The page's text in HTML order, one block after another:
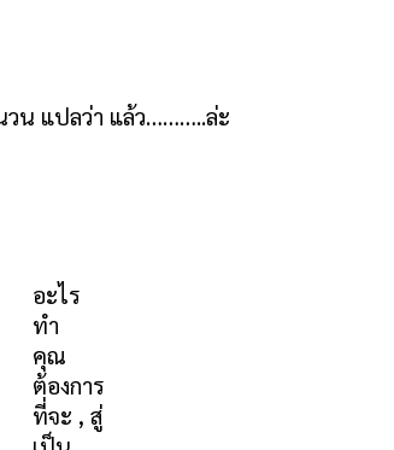
น แปลว่า แล้ว………..ล่ะ
อะไร
ทำ
คุณ
ต้องการ
ที่จะ , สู่